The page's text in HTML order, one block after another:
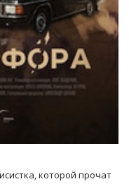
которой прочат